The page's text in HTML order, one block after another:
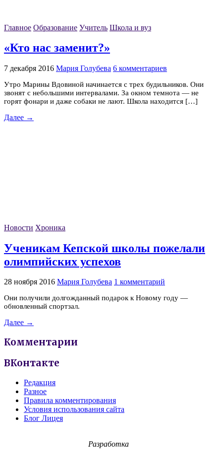
Главное Образование Учитель Школа и вуз
«Кто нас заменит?»
7 декабря 2016 Мария Голубева 6 комментариев
Утро Марины Вдовиной начинается с трех будильников. Они
звонят с небольшими интервалами. За окном темнота — не
горят фонари и даже собаки не лают. Школа находится […]
Далее →
Новости Хроника
Ученикам Кепской школы пожелали
олимпийских успехов
28 ноября 2016 Мария Голубева 1 комментарий
Они получили долгожданный подарок к Новому году —
обновленный спортзал.
Далее →
Комментарии
ВКонтакте
Редакция
Разное
Правила комментирования
Условия использования сайта
Блог Лицея
Разработка